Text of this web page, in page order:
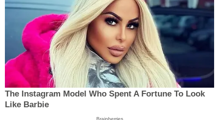
The Instagram Model Who Spent A Fortune To Look
Like Barbie
Brainberries